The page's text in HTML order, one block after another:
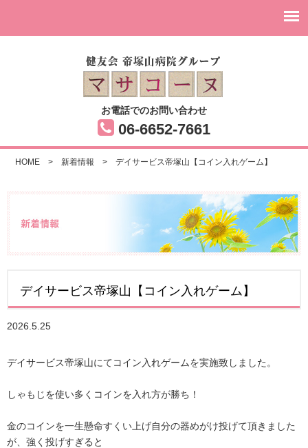
お電話でのお問い合わせ
06-6652-7661
HOME > 新着情報 > デイサービス帝塚山【コイン入れゲーム】
デイサービス帝塚山【コイン入れゲーム】
2026.5.25
デイサービス帝塚山にてコイン入れゲームを実施致しました。
しゃもじを使い多くコインを入れ方が勝ち！
金のコインを一生懸命すくい上げ自分の器めがけ投げて頂きました
が、強く投げすぎると